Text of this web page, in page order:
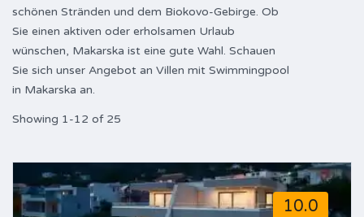
schönen Stränden und dem Biokovo-Gebirge. Ob
Sie einen aktiven oder erholsamen Urlaub
wünschen, Makarska ist eine gute Wahl. Schauen
Sie sich unser Angebot an Villen mit Swimmingpool
in Makarska an.
Showing 1-12 of 25
10.0